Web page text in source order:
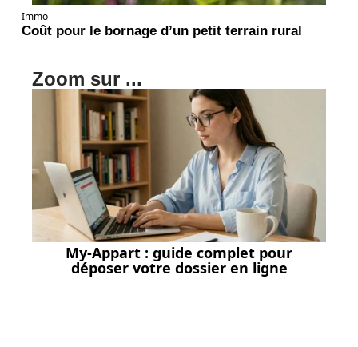
Immo
Coût pour le bornage d’un petit terrain rural
Zoom sur ...
My-Appart : guide complet pour
déposer votre dossier en ligne